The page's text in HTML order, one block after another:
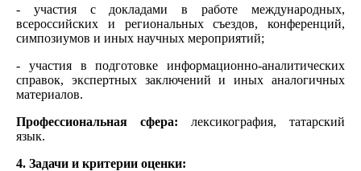
- участия с докладами в работе международных,
всероссийских и региональных съездов, конференций,
симпозиумов и иных научных мероприятий;
- участия в подготовке информационно-аналитических
справок, экспертных заключений и иных аналогичных
материалов.
Профессиональная сфера: лексикография, татарский
язык.
4. Задачи и критерии оценки: